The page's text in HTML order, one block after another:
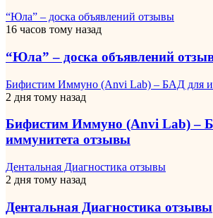
“Юла” – доска объявлений отзывы
16 часов тому назад
“Юла” – доска объявлений
Бифистим Иммуно (Anvi Lab) – БАД для
2 дня тому назад
Бифистим Иммуно (Anvi Lab) –
иммунитета отзывы
Дентальная Диагностика отзывы
2 дня тому назад
Дентальная Диагностика отзывы